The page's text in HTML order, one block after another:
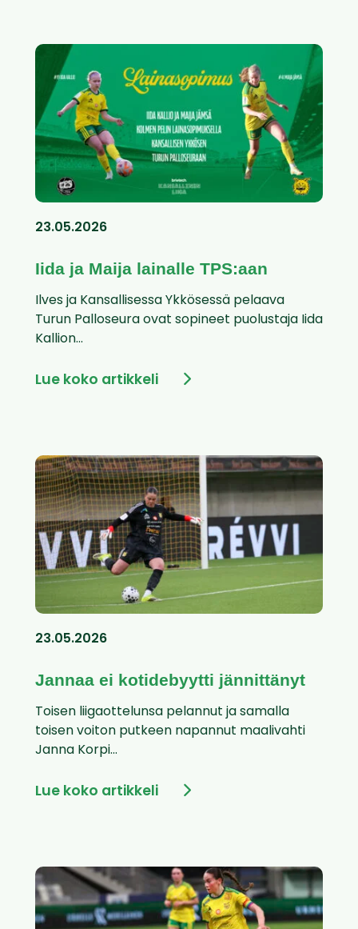
23.05.2026
Iida ja Maija lainalle TPS:aan
Ilves ja Kansallisessa Ykkösessä pelaava
Turun Palloseura ovat sopineet puolustaja Iida
Kallion...
Lue koko artikkeli
23.05.2026
Jannaa ei kotidebyytti jännittänyt
Toisen liigaottelunsa pelannut ja samalla
toisen voiton putkeen napannut maalivahti
Janna Korpi...
Lue koko artikkeli